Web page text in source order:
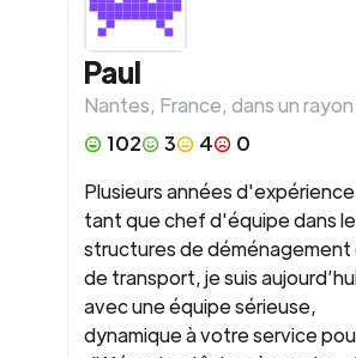
Paul
Nantes, France, dans un rayon
102
3 4
0
Plusieurs années
tant que chef d'équipe dans
structures de déménagement
de transport, je suis
avec une équipe sérieuse,
dynamique à votre service